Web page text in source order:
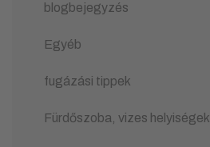
blogbejegyzés
Egyéb
fugázási tippek
Fürdőszoba, vizes helyiségek